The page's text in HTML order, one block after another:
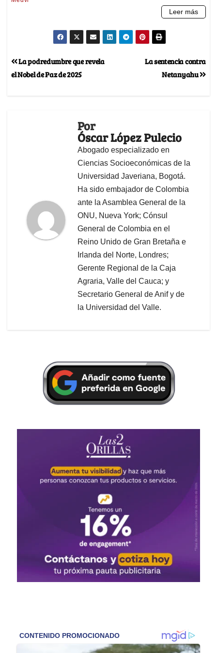
La sentencia contra
Netanyahu
La podredumbre que revela
el Nobel de Paz de 2025
Por
Óscar López Pulecio
Abogado especializado en
Ciencias Socioeconómicas de la
Universidad Javeriana, Bogotá.
Ha sido embajador de Colombia
ante la Asamblea General de la
ONU, Nueva York; Cónsul
General de Colombia en el
Reino Unido de Gran Bretaña e
Irlanda del Norte, Londres;
Gerente Regional de la Caja
Agraria, Valle del Cauca; y
Secretario General de Anif y de
la Universidad del Valle.